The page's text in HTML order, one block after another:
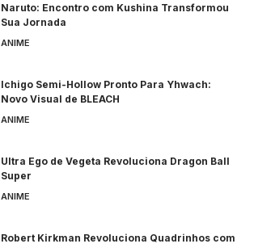
Naruto: Encontro com Kushina Transformou
Sua Jornada
ANIME
Ichigo Semi-Hollow Pronto Para Yhwach:
Novo Visual de BLEACH
ANIME
Ultra Ego de Vegeta Revoluciona Dragon Ball
Super
ANIME
Robert Kirkman Revoluciona Quadrinhos com